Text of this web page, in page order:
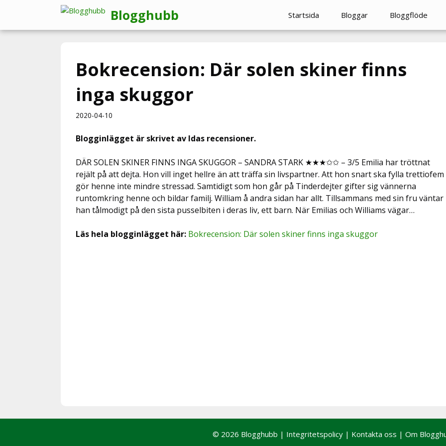
innehåll
Blogghubb Startsida Bloggar Bloggflöde
Bokrecension: Där solen skiner finns
inga skuggor
2020-04-10
Blogginlägget är skrivet av Idas recensioner.
DÄR SOLEN SKINER FINNS INGA SKUGGOR – SANDRA STARK ★★★✩✩ – 3/5 Emilia har tröttnat
rejält på att dejta. Hon vill inget hellre än att träffa sin livspartner. Att hon snart ska fylla trettiofem
gör henne inte mindre stressad. Samtidigt som hon går på Tinderdejter gifter sig vännerna
runtomkring henne och bildar familj. William å andra sidan har allt. Tillsammans med sin fru väntar
han tålmodigt på den sista pusselbiten i deras liv, ett barn. När Emilias och Williams vägar…
Läs hela blogginlägget här: Bokrecension: Där solen skiner finns inga skuggor
© 2026 Blogghubb | Integritetspolicy | Kontakta oss | Om